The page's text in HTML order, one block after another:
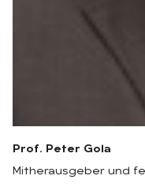
Prof. Peter Gola
Mitherausgeber und